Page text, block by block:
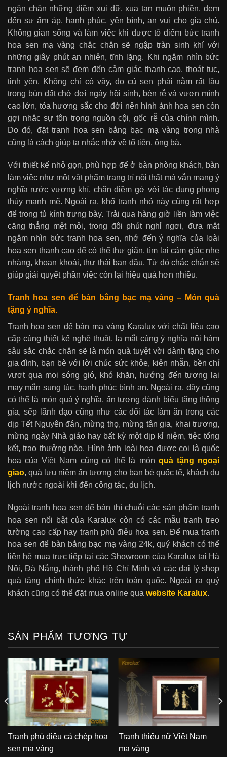
ngăn chặn những điềm xui dữ, xua tan muộn phiền, đem
đến sự ấm áp, hạnh phúc, yên bình, an vui cho gia chủ.
Không gian sống và làm việc khi được tô điểm bức tranh
hoa sen mạ vàng chắc chắn sẽ ngập tràn sinh khí với
những giây phút an nhiên, tĩnh lặng. Khi ngắm nhìn bức
tranh hoa sen sẽ đem đến cảm giác thanh cao, thoát tục,
tịnh yên. Không chỉ có vậy, do củ sen phải nằm rất lâu
trong bùn đất chờ đợi ngày hồi sinh, bén rễ và vươn mình
cao lớn, tỏa hương sắc cho đời nên hình ảnh hoa sen còn
gợi nhắc sự tôn trọng nguồn cội, gốc rễ của chính mình.
Do đó, đặt tranh hoa sen bằng bạc mạ vàng trong nhà
cũng là cách giúp ta nhắc nhớ về tổ tiên, ông bà.
Với thiết kế nhỏ gọn, phù hợp để ở bàn phòng khách, bàn
làm việc như một vật phẩm trang trí nội thất mà vẫn mang ý
nghĩa rước vượng khí, chặn điềm gở với tác dụng phong
thủy mạnh mẽ. Ngoài ra, khổ tranh nhỏ này cũng rất hợp
để trong tủ kính trưng bày. Trải qua hàng giờ liền làm việc
căng thẳng mệt mỏi, trong đôi phút nghỉ ngơi, đưa mắt
ngắm nhìn bức tranh hoa sen, nhớ đến ý nghĩa của loài
hoa sen thanh cao để có thể thư giãn, tìm lại cảm giác nhẹ
nhàng, khoan khoái, thư thái ban đầu. Từ đó chắc chắn sẽ
giúp giải quyết phần việc còn lại hiệu quả hơn nhiều.
Tranh hoa sen để bàn bằng bạc mạ vàng – Món quà
tặng ý nghĩa.
Tranh hoa sen để bàn mạ vàng Karalux với chất liệu cao
cấp cùng thiết kế nghệ thuật, lạ mắt cùng ý nghĩa nội hàm
sâu sắc chắc chắn sẽ là món quà tuyệt vời dành tặng cho
gia đình, bạn bè với lời chúc sức khỏe, kiên nhẫn, bền chí
vượt qua mọi sóng gió, khó khăn, hướng đến tương lai
may mắn sung túc, hạnh phúc bình an. Ngoài ra, đây cũng
có thể là món quà ý nghĩa, ấn tượng dành biếu tặng thông
gia, sếp lãnh đạo cũng như các đối tác làm ăn trong các
dịp Tết Nguyên đán, mừng thọ, mừng tân gia, khai trương,
mừng ngày Nhà giáo hay bất kỳ một dịp kỉ niệm, tiệc tổng
kết, trao thưởng nào. Hình ảnh loài hoa được coi là quốc
hoa của Việt Nam cũng có thể là món quà tặng ngoại
giao, quà lưu niệm ấn tượng cho bạn bè quốc tế, khách du
lịch nước ngoài khi đến công tác, du lịch.
Ngoài tranh hoa sen để bàn thì chuỗi các sản phẩm tranh
hoa sen nổi bật của Karalux còn có các mẫu tranh treo
tường cao cấp hay tranh phù điêu hoa sen. Để mua tranh
hoa sen để bàn bằng bạc mạ vàng 24k, quý khách có thể
liên hệ mua trực tiếp tại các Showroom của Karalux tại Hà
Nội, Đà Nẵng, thành phố Hồ Chí Minh và các đại lý shop
quà tặng chính thức khác trên toàn quốc. Ngoài ra quý
khách cũng có thể đặt mua online qua website Karalux.
SẢN PHẨM TƯƠNG TỰ
Tranh phù điêu cá chép hoa
sen mạ vàng
Tranh thiếu nữ Việt Nam
mạ vàng